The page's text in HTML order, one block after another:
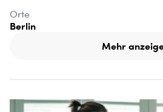
Orte
Berlin
Mehr